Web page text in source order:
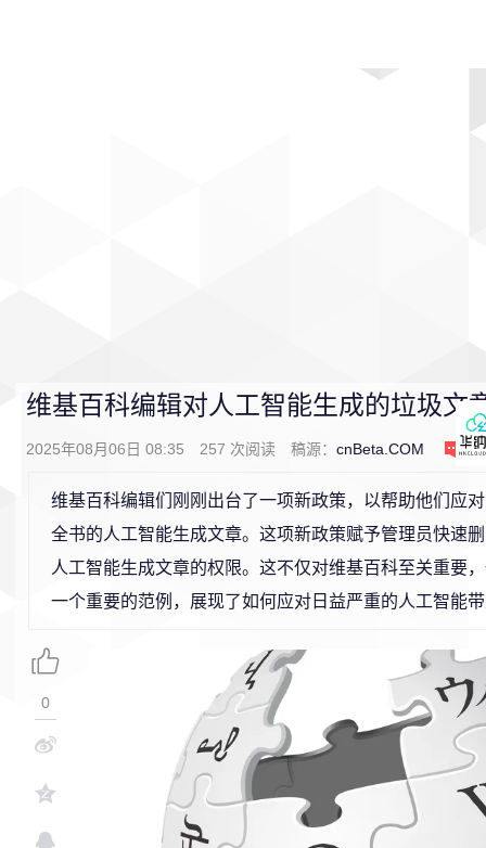
维基百科编辑对人工智能生成的垃圾文
2025年08月06日 08:35 257 次阅读 稿源： cnBeta.COM 0
维基百科编辑们刚刚出台了一项新政策，以帮助他们应
全书的人工智能生成文章。这项新政策赋予管理员快速
人工智能生成文章的权限。这不仅对维基百科至关重要
一个重要的范例，展现了如何应对日益严重的人工智能
0